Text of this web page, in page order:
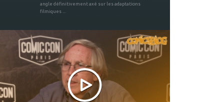
angle définitivement axé sur les adaptations
filmiques ...